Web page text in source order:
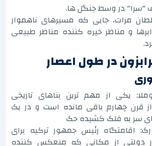
"سرا" در وسط جنگل ها.
مرات، جایی که مسیرهای ناهموار
و مناظر خیره کننده مناظر طبیعی
در طول اعصار
یکی از مهم ترین بناهای تاریخی
از قرن چهارم باقی مانده است و در یک
ای سر به فلک کشیده حک
اقامتگاه رئیس جمهور ترکیه برای
دولتی از مکانی که منعکس کننده